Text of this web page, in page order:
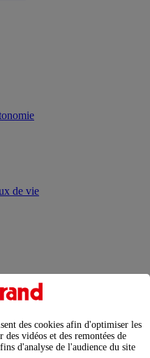
de vie
des appareils
tableau électrique
: concentrer les
performances
des cookies afin d'optimiser les
vidéos et des remontées de
d'analyse de l'audience du site